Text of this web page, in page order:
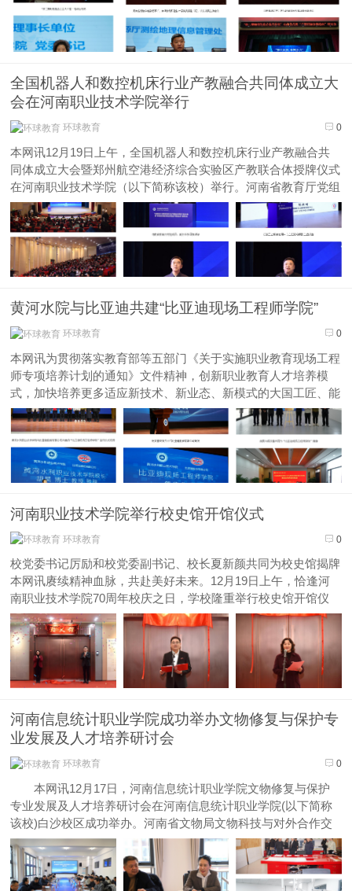
全国测绘地...
全国机器人和数控机床行业产教融合共同体成立大
会在河南职业技术学院举行
0
环球教育
本网讯12月19日上午，全国机器人和数控机床行业产教融合共
同体成立大会暨郑州航空港经济综合实验区产教联合体授牌仪式
在河南职业技术学院（以下简称该校）举行。河南省教育厅党组
成员、副厅长张国强，河南省工业和信息化厅党组成员、副厅长
孙永民，机械工业教育发展中心主任陈晓明，郑州大学党委常
委、副校长胡少伟，...
黄河水院与比亚迪共建“比亚迪现场工程师学院”
0
环球教育
本网讯为贯彻落实教育部等五部门《关于实施职业教育现场工程
师专项培养计划的通知》文件精神，创新职业教育人才培养模
式，加快培养更多适应新技术、新业态、新模式的大国工匠、能
工巧匠、高技能人才，12月19日，黄河水利职业技术学院(以下
简称该校)与比亚迪股份有限公司共建的“比亚迪现场工程师学
院”签约暨揭牌仪...
河南职业技术学院举行校史馆开馆仪式
0
环球教育
校党委书记厉励和校党委副书记、校长夏新颜共同为校史馆揭牌
本网讯赓续精神血脉，共赴美好未来。12月19日上午，恰逢河
南职业技术学院70周年校庆之日，学校隆重举行校史馆开馆仪
式。全体校领导、各单位党政负责人、离退休干部职工代表、优
秀校友与师生代表共同见证开馆时刻。校党委书记厉励，校党委
副书记、校长夏新...
河南信息统计职业学院成功举办文物修复与保护专
业发展及人才培养研讨会
0
环球教育
本网讯12月17日，河南信息统计职业学院文物修复与保护
专业发展及人才培养研讨会在河南信息统计职业学院(以下简称
该校)白沙校区成功举办。河南省文物局文物科技与对外合作交
流处处长孟洋出席会议并讲话。校长梁景予出席会议并致辞。来
自河南博物院、河南省文物考古研究院、郑州大学考古与文化遗
产学院等15家单...